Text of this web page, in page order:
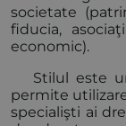
societate
fiducia,
economic).
Stilul este
permite
specialişti ai